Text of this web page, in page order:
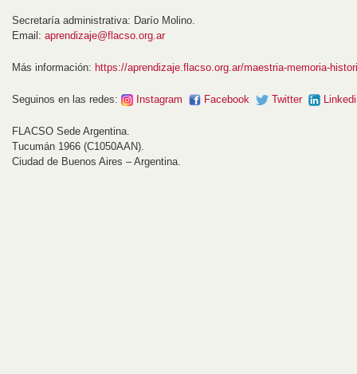
Secretaría administrativa: Darío Molino.
Email: aprendizaje@flacso.org.ar
Más información: https://aprendizaje.flacso.org.ar/maestria-memoria-
Seguinos en las redes: Instagram Facebook Twitter
FLACSO Sede Argentina.
Tucumán 1966 (C1050AAN).
Ciudad de Buenos Aires – Argentina.